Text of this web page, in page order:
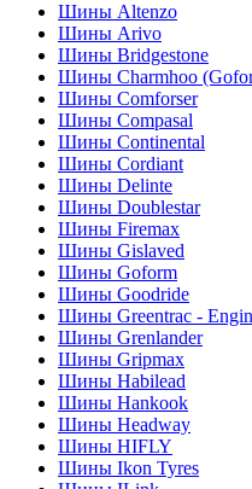
Шины Altenzo
Шины Arivo
Шины Bridgestone
Шины Charmhoo
Шины Comforser
Шины Compasal
Шины Continental
Шины Cordiant
Шины Delinte
Шины Doublestar
Шины Firemax
Шины Gislaved
Шины Goform
Шины Goodride
Шины Greentrac -
Шины Grenlander
Шины Gripmax
Шины Habilead
Шины Hankook
Шины Headway
Шины HIFLY
Шины Ikon Tyres